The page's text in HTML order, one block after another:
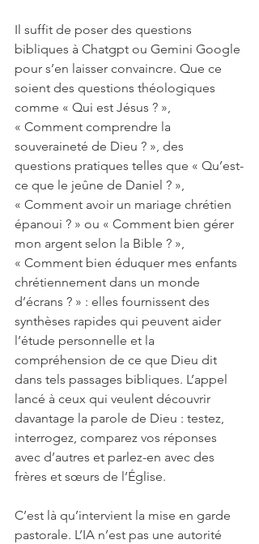
Il suffit de poser des questions
bibliques à Chatgpt ou Gemini Google
pour s’en laisser convaincre. Que ce
soient des questions théologiques
comme « Qui est Jésus ? »,
« Comment comprendre la
souveraineté de Dieu ? », des
questions pratiques telles que « Qu’est-
ce que le jeûne de Daniel ? »,
« Comment avoir un mariage chrétien
épanoui ? » ou « Comment bien gérer
mon argent selon la Bible ? »,
« Comment bien éduquer mes enfants
chrétiennement dans un monde
d’écrans ? » : elles fournissent des
synthèses rapides qui peuvent aider
l’étude personnelle et la
compréhension de ce que Dieu dit
dans tels passages bibliques. L’appel
lancé à ceux qui veulent découvrir
davantage la parole de Dieu : testez,
interrogez, comparez vos réponses
avec d’autres et parlez-en avec des
frères et sœurs de l’Église.
C’est là qu’intervient la mise en garde
pastorale. L’IA n’est pas une autorité